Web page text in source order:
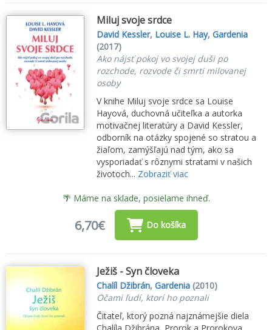
Miluj svoje srdce
David Kessler, Louise L. Hay,Gardenia
(2017)
Ako nájsť pokoj vo svojej duši po
rozchode, rozvode či smrti milovanej
osoby
V knihe Miluj svoje srdce sa Louise
Hayová, duchovná učiteľka a autorka
motivačnej literatúry a David Kessler,
odborník na otázky spojené so stratou a
žiaľom, zamýšľajú nad tým, ako sa
vysporiadať s rôznymi stratami v našich
životoch... Zobraziť viac
🌴 Máme na sklade, posielame ihneď.
6,70€ Do košíka
Ježiš - Syn človeka
Chalíl Džibrán,Gardenia (2010)
Očami ľudí, ktorí ho poznali
Čitateľ, ktorý pozná najznámejšie diela